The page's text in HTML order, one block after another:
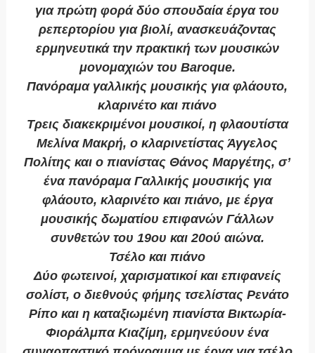
για πρώτη φορά δύο σπουδαία έργα του
ρεπερτορίου για βιολί, ανασκευάζοντας
ερμηνευτικά την πρακτική των μουσικών
μονομαχιών του Baroque.
Πανόραμα γαλλικής μουσικής για φλάουτο,
κλαρινέτο και πιάνο
Τρεις διακεκριμένοι μουσικοί, η φλαουτίστα
Μελίνα Μακρή, ο κλαρινετίστας Άγγελος
Πολίτης και ο πιανίστας Θάνος Μαργέτης, σ’
ένα πανόραμα Γαλλικής μουσικής για
φλάουτο, κλαρινέτο και πιάνο, με έργα
μουσικής δωματίου επιφανών Γάλλων
συνθετών του 19ου και 20ού αιώνα.
Τσέλο και πιάνο
Δύο φωτεινοί, χαρισματικοί και επιφανείς
σολίστ, ο διεθνούς φήμης τσελίστας Ρενάτο
Ρίπο και η καταξιωμένη πιανίστα Βικτωρία-
Φιοράλμπα Κιαζίμη, ερμηνεύουν ένα